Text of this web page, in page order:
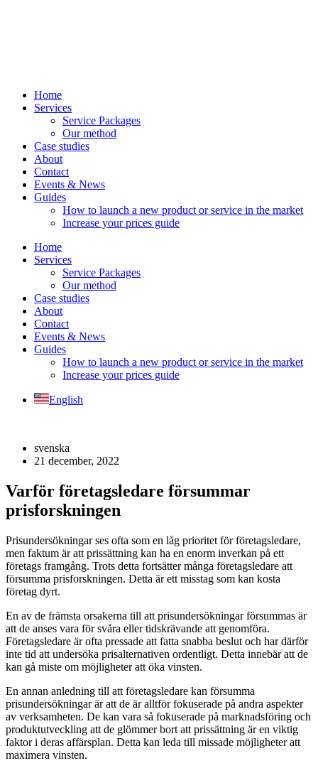
Home
Services
Service Packages
Our method
Case studies
About
Contact
Events & News
Guides
How to launch a new product or service in the market
Increase your prices guide
Home
Services
Service Packages
Our method
Case studies
About
Contact
Events & News
Guides
How to launch a new product or service in the market
Increase your prices guide
English
svenska
21 december, 2022
Varför företagsledare försummar
prisforskningen
Prisundersökningar ses ofta som en låg prioritet för företagsledare,
men faktum är att prissättning kan ha en enorm inverkan på ett
företags framgång. Trots detta fortsätter många företagsledare att
försumma prisforskningen. Detta är ett misstag som kan kosta
företag dyrt.
En av de främsta orsakerna till att prisundersökningar försummas är
att de anses vara för svåra eller tidskrävande att genomföra.
Företagsledare är ofta pressade att fatta snabba beslut och har därför
inte tid att undersöka prisalternativen ordentligt. Detta innebär att de
kan gå miste om möjligheter att öka vinsten.
En annan anledning till att företagsledare kan försumma
prisundersökningar är att de är alltför fokuserade på andra aspekter
av verksamheten. De kan vara så fokuserade på marknadsföring och
produktutveckling att de glömmer bort att prissättning är en viktig
faktor i deras affärsplan. Detta kan leda till missade möjligheter att
maximera vinsten.